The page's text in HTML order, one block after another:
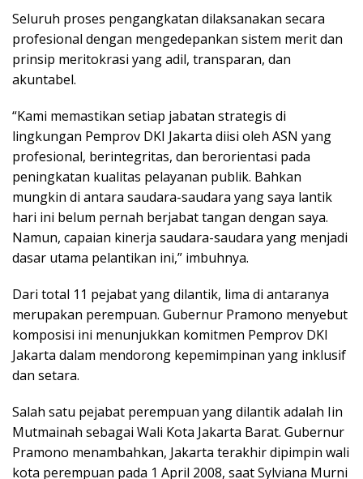
Seluruh proses pengangkatan dilaksanakan secara
profesional dengan mengedepankan sistem merit dan
prinsip meritokrasi yang adil, transparan, dan
akuntabel.
“Kami memastikan setiap jabatan strategis di
lingkungan Pemprov DKI Jakarta diisi oleh ASN yang
profesional, berintegritas, dan berorientasi pada
peningkatan kualitas pelayanan publik. Bahkan
mungkin di antara saudara-saudara yang saya lantik
hari ini belum pernah berjabat tangan dengan saya.
Namun, capaian kinerja saudara-saudara yang menjadi
dasar utama pelantikan ini,” imbuhnya.
Dari total 11 pejabat yang dilantik, lima di antaranya
merupakan perempuan. Gubernur Pramono menyebut
komposisi ini menunjukkan komitmen Pemprov DKI
Jakarta dalam mendorong kepemimpinan yang inklusif
dan setara.
Salah satu pejabat perempuan yang dilantik adalah Iin
Mutmainah sebagai Wali Kota Jakarta Barat. Gubernur
Pramono menambahkan, Jakarta terakhir dipimpin wali
kota perempuan pada 1 April 2008, saat Sylviana Murni